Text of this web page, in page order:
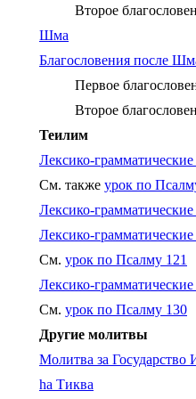
Второе
Шма
Благословения после
Первое
Второе
Теилим
Лексико-
См. также урок по
Лексико-
Лексико-
См. урок по Псалму 121
Лексико-
См. урок по Псалму 130
Другие молитвы
Молитва за Государство
hа Тиква